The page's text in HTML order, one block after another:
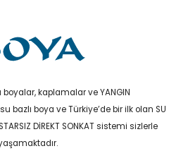
kaplamalar ve YANGIN
su bazlı boya ve Türkiye’de bir ilk olan SU
DİREKT SONKAT sistemi sizlerle